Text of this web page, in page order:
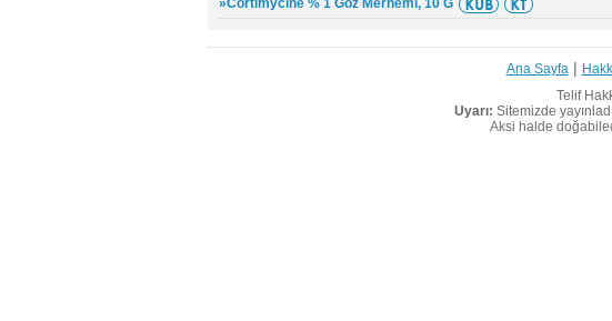
»Cortimycine % 1 Göz Merhemi, 10 G
Ana Sayfa |
Telif
Uyarı: Sitemizde
Aksi halde